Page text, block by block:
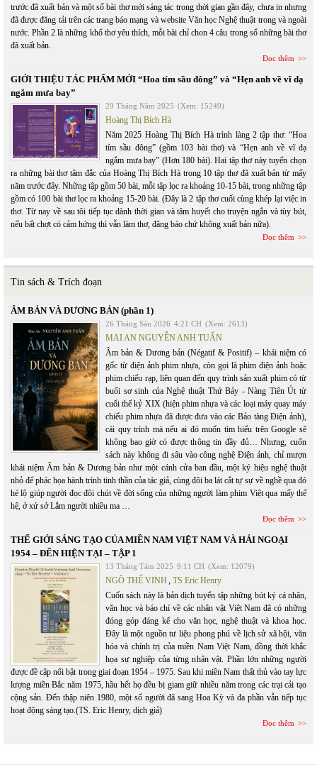
trước đã xuất bản và một số bài thơ mới sáng tác trong thời gian gần đây, chưa in nhưng
đã được đăng tải trên các trang báo mạng và website Văn học Nghệ thuật trong và ngoài
nước. Phần 2 là những khổ thơ yêu thích, mỗi bài chỉ chon 4 câu trong số những bài thơ
đã xuất bản.
Đọc thêm
GIỚI THIỆU TÁC PHẨM MỚI “Hoa tím sầu đông” và “Hẹn anh về vĩ dạ
ngắm mưa bay”
29 Tháng Năm 2025 (Xem: 15249)
Hoàng Thị Bích Hà
Năm 2025 Hoàng Thị Bích Hà trình làng 2 tập thơ: “Hoa
tím sầu đông” (gồm 103 bài thơ) và “Hẹn anh về vĩ dạ
ngắm mưa bay” (Hơn 180 bài). Hai tập thơ này tuyển chọn
ra những bài thơ tâm đắc của Hoàng Thị Bích Hà trong 10 tập thơ đã xuất bản từ mấy
năm trước đây. Những tập gồm 50 bài, mỗi tập lọc ra khoảng 10-15 bài, trong những tập
gồm có 100 bài thơ lọc ra khoảng 15-20 bài. (Đây là 2 tập thơ cuối cùng khép lại việc in
thơ. Từ nay về sau tôi tiếp tục dành thời gian và tâm huyết cho truyện ngắn và tùy bút,
nếu bất chợt có cảm hứng thì vẫn làm thơ, đăng báo chứ không xuất bản nữa).
Đọc thêm
Tin sách & Trích đoạn
ÂM BẢN VÀ DƯƠNG BẢN (phần 1)
26 Tháng Sáu 2026 4:21 CH (Xem: 2613)
MAI AN NGUYỄN ANH TUẤN
Âm bản & Dương bản (Négatif & Positif) – khái niệm có
gốc từ điện ảnh phim nhựa, còn gọi là phim điện ảnh hoặc
phim chiếu rạp, liên quan đến quy trình sản xuất phim có từ
buổi sơ sinh của Nghệ thuật Thứ Bảy - Nàng Tiên Út từ
cuối thế kỷ XIX (hiện phim nhựa và các loại máy quay máy
chiếu phim nhựa đã được đưa vào các Bảo tàng Điện ảnh),
cái quy trình mà nếu ai đó muốn tìm hiểu trên Google sẽ
không bao giờ có được thông tin đầy đủ… Nhưng, cuốn
sách này không đi sâu vào công nghệ Điện ảnh, chỉ mượn
khái niệm Âm bản & Dương bản như một cánh cửa ban đầu, một ký hiệu nghệ thuật
nhỏ để phác họa hành trình tinh thần của tác giả, cùng đôi ba lát cắt tự sự về nghề qua đó
hé lộ giúp người đọc đôi chút về đời sống của những người làm phim Việt qua mấy thế
hệ, ở xứ sở Lắm người nhiều ma …
Đọc thêm
THẾ GIỚI SÁNG TẠO CỦA MIỀN NAM VIỆT NAM VÀ HẢI NGOẠI
1954 – ĐẾN HIỆN TẠI – TẬP 1
13 Tháng Tám 2025 9:11 CH (Xem: 12079)
NGÔ THẾ VINH, TS Eric Henry
Cuốn sách này là bản dịch tuyển tập những bút ký cá nhân,
văn học và báo chí về các nhân vật Việt Nam đã có những
đóng góp đáng kể cho văn học, nghệ thuật và khoa học.
Đây là một nguồn tư liệu phong phú về lịch sử xã hội, văn
hóa và chính trị của miền Nam Việt Nam, đồng thời khắc
họa sự nghiệp của từng nhân vật. Phần lớn những người
được đề cập nổi bật trong giai đoạn 1954 – 1975. Sau khi miền Nam thất thủ vào tay lực
lượng miền Bắc năm 1975, hầu hết họ đều bị giam giữ nhiều năm trong các trại cải tạo
cộng sản. Đến thập niên 1980, một số người đã sang Hoa Kỳ và đa phần vẫn tiếp tục
hoạt động sáng tạo.(TS. Eric Henry, dịch giả)
Đọc thêm